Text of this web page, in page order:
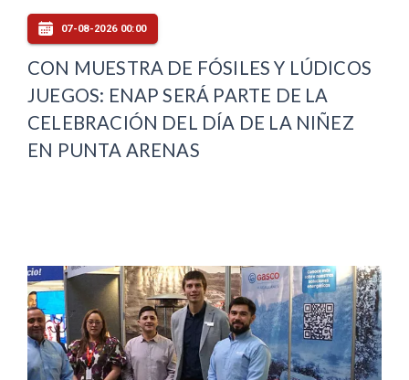
07-08-2026 00:00
CON MUESTRA DE FÓSILES Y LÚDICOS
JUEGOS: ENAP SERÁ PARTE DE LA
CELEBRACIÓN DEL DÍA DE LA NIÑEZ
EN PUNTA ARENAS